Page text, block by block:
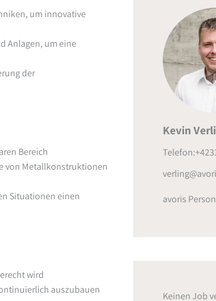
um innovative
Anlagen, um eine
der
Bereich
von Metallkonstruktionen
Situationen einen
wird
auszubauen
Kevin
avoris
Keinen Job